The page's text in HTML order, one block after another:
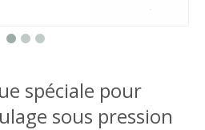
spéciale pour
sous pression